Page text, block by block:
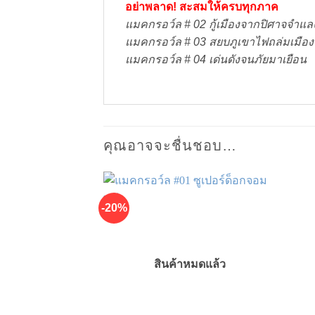
อย่าพลาด! สะสมให้ครบทุกภาค
แมคกรอว์ล # 02 กู้เมืองจากปิศาจจำแล
แมคกรอว์ล # 03 สยบภูเขาไฟถล่มเมือง
แมคกรอว์ล # 04 เด่นดังจนภัยมาเยือน
คุณอาจจะชื่นชอบ…
-20%
สินค้าหมดแล้ว